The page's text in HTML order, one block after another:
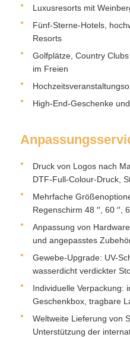
Luxusresorts mit
Fünf-Sterne-Hotels,
Resorts
Golfplätze, Country
im Freien
High-End-Geschenke
Druck von Logos nach
DTF-Full-Colour-Druck,
Mehrfache
Regenschirm 48 ′′, 60 ′′,
Anpassung von
und angepasstes
Gewebe-Upgrade: UV-
wasserdicht verdickter
Individuelle Verpackung:
Geschenkbox, tragbare
Weltweite Lieferung von
Unterstützung der